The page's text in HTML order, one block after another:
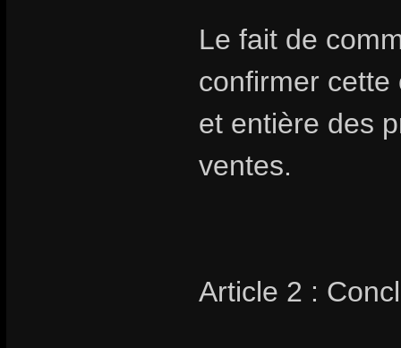
Le fait de
confirmer cette
et entière des
ventes.
Article 2 :